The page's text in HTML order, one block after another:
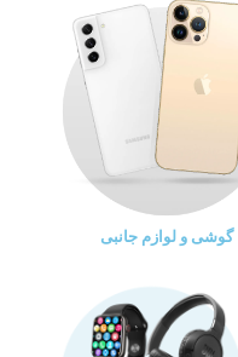
گوشی و لوازم جانبی